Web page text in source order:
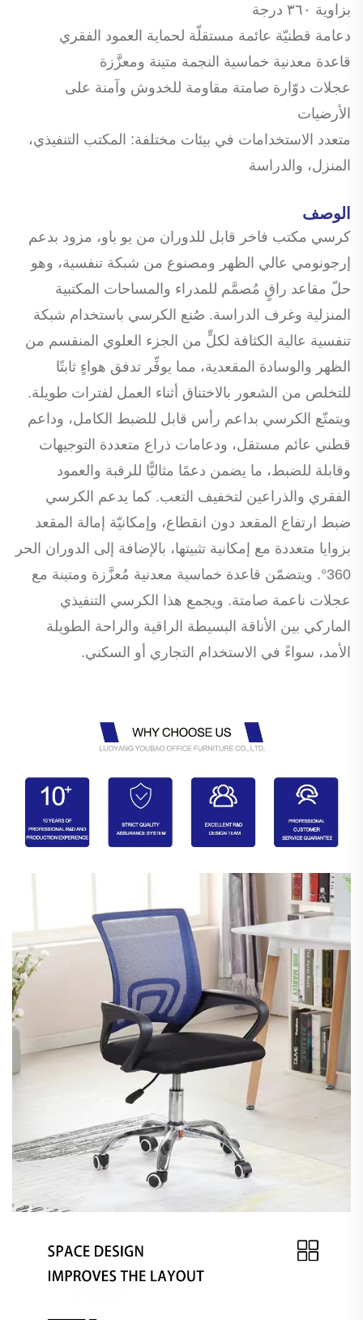
بزاوية ٣٦٠ درجة
دعامة قطنيّة عائمة مستقلّة لحماية العمود الفقري
قاعدة معدنية خماسية النجمة متينة ومعزَّزة
عجلات دوّارة صامتة مقاومة للخدوش وآمنة على
الأرضيات
متعدد الاستخدامات في بيئات مختلفة: المكتب التنفيذي،
المنزل، والدراسة
الوصف
كرسي مكتب فاخر قابل للدوران من يو باو، مزود بدعم
إرجونومي عالي الظهر ومصنوع من شبكة تنفسية، وهو
حلّ مقاعد راقٍ مُصمَّم للمدراء والمساحات المكتبية
المنزلية وغرف الدراسة. صُنع الكرسي باستخدام شبكة
تنفسية عالية الكثافة لكلٍّ من الجزء العلوي المنقسم من
الظهر والوسادة المقعدية، مما يوفِّر تدفق هواءٍ ثابتًا
للتخلص من الشعور بالاختناق أثناء العمل لفترات طويلة.
ويتمتّع الكرسي بداعم رأس قابل للضبط الكامل، وداعم
قطني عائم مستقل، ودعامات ذراع متعددة التوجيهات
وقابلة للضبط، ما يضمن دعمًا مثاليًّا للرقبة والعمود
الفقري والذراعين لتخفيف التعب. كما يدعم الكرسي
ضبط ارتفاع المقعد دون انقطاع، وإمكانيّة إمالة المقعد
بزوايا متعددة مع إمكانية تثبيتها، بالإضافة إلى الدوران الحر
360°. ويتضمّن قاعدة خماسية معدنية مُعزَّزة ومتينة مع
عجلات ناعمة صامتة. ويجمع هذا الكرسي التنفيذي
الماركي بين الأناقة البسيطة الراقية والراحة الطويلة
الأمد، سواءً في الاستخدام التجاري أو السكني.